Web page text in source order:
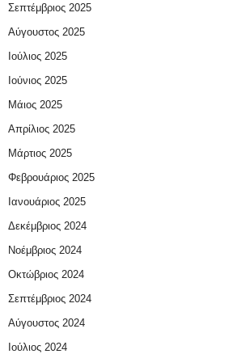
Σεπτέμβριος 2025
Αύγουστος 2025
Ιούλιος 2025
Ιούνιος 2025
Μάιος 2025
Απρίλιος 2025
Μάρτιος 2025
Φεβρουάριος 2025
Ιανουάριος 2025
Δεκέμβριος 2024
Νοέμβριος 2024
Οκτώβριος 2024
Σεπτέμβριος 2024
Αύγουστος 2024
Ιούλιος 2024